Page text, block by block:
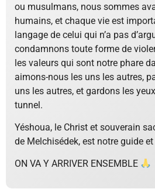
ou musulmans, nous sommes
humains, et chaque vie est
langage de celui qui n’a pas
condamnons toute forme de
les valeurs qui sont notre phare
aimons-nous les uns les autres,
uns les autres, et gardons les
tunnel.
Yéshoua, le Christ et souverain
de Melchisédek, est notre guide
ON VA Y ARRIVER ENSEMBLE